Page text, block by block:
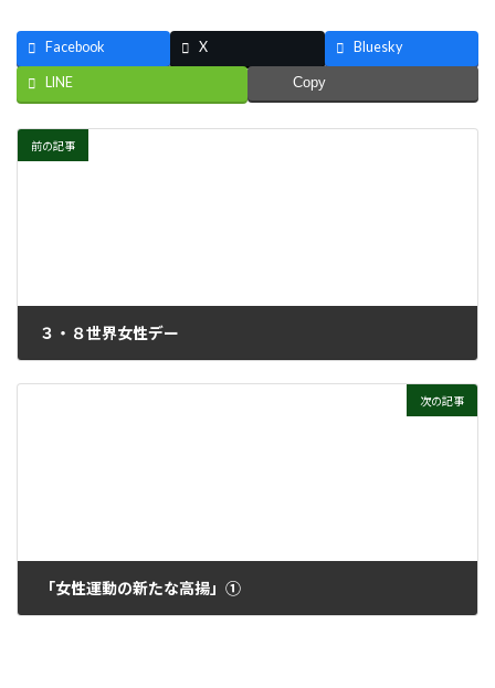
Facebook X Bluesky
LINE Copy
前の記事
３・８世界女性デー
次の記事
「女性運動の新たな高揚」①